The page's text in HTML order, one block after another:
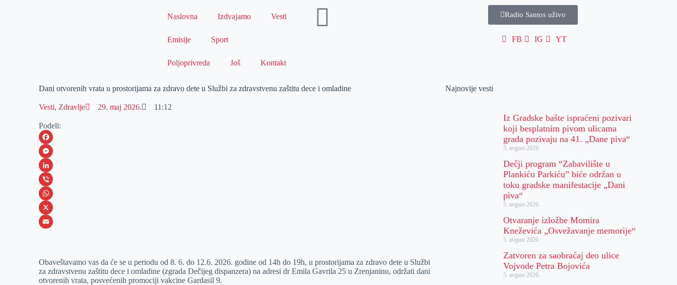
Naslovna Izdvajamo Vesti
Emisije Sport
Poljoprivreda Još Kontakt
Radio Santos uživo
FB IG YT
Dani otvorenih vrata u prostorijama za zdravo dete u Službi za zdravstvenu zaštitu dece i omladine
Vesti, Zdravlje 29. maj 2026. 11:12
Podeli:
F
a
c
e
b
o
M
e
s
s
e
e
r
L
i
n
k
I
n
V
i
b
W
h
s
A
X
a
i
Obaveštavamo vas da će se u periodu od 8. 6. do 12.6. 2026. godine od 14h do 19h, u prostorijama za zdravo dete u Službi
za zdravstvenu zaštitu dece i omladine (zgrada Dečijeg dispanzera) na adresi dr Emila Gavrila 25 u Zrenjaninu, održati dani
otvorenih vrata, posvećenih promociji vakcine Gardasil 9.
Najnovije vesti
Iz Gradske bašte ispraćeni pozivari
koji besplatnim pivom ulicama
grada pozivaju na 41. „Dane piva“
5. avgust 2026.
Dečji program “Zabavilište u
Plankiću Parkiću” biće održan u
toku gradske manifestacije „Dani
piva“
5. avgust 2026.
Otvaranje izložbe Momira
Kneževića „Osvežavanje memorije“
5. avgust 2026.
Zatvoren za saobraćaj deo ulice
Vojvode Petra Bojovića
5. avgust 2026.